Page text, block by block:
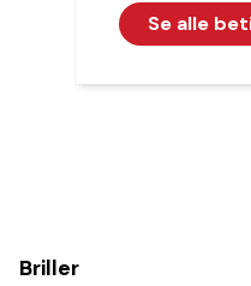
Se alle
Briller